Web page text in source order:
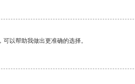
以帮助我做出更准确的选择。